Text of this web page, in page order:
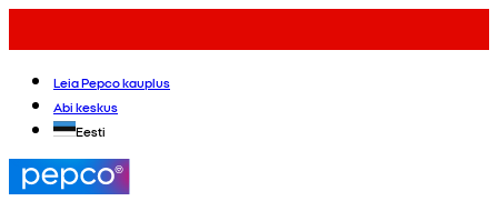
Leia Pepco kauplus
Abi keskus
Eesti